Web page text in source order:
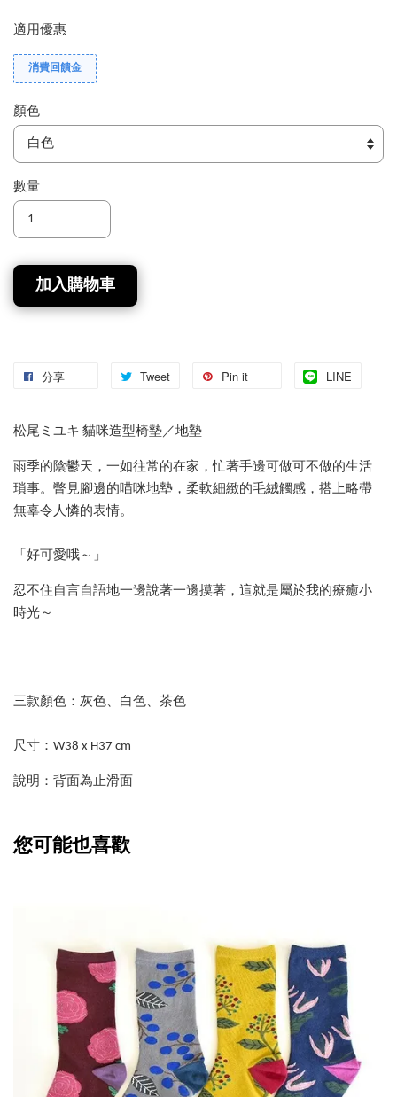
適用優惠
消費回饋金
顏色
數量
加入購物車
分享 Tweet Pin it LINE
松尾ミユキ 貓咪造型椅墊／地墊
雨季的陰鬱天，一如往常的在家，忙著手邊可做可不做的生活
瑣事。瞥見腳邊的喵咪地墊，柔軟細緻的毛絨觸感，搭上略帶
無辜令人憐的表情。
「好可愛哦～」
忍不住自言自語地一邊說著一邊摸著，這就是屬於我的療癒小
時光～
三款顏色：灰色、白色、茶色
尺寸：W38 x H37 cm
說明：背面為止滑面
您可能也喜歡